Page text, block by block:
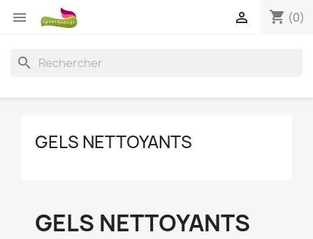
 shopping_cart (0)

search
GELS NETTOYANTS
GELS NETTOYANTS